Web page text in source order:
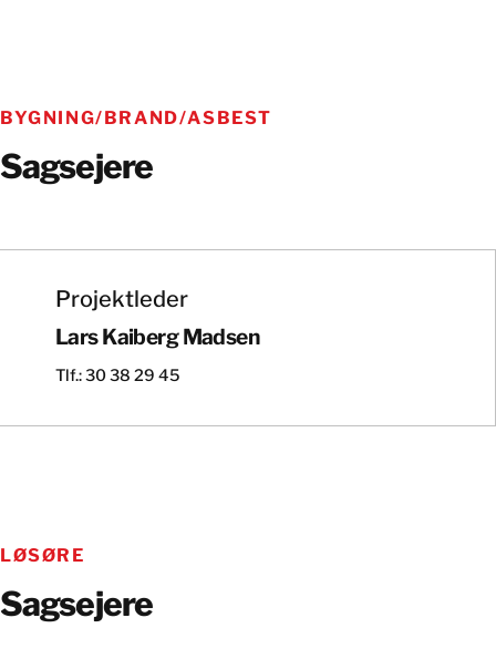
BYGNING/BRAND/ASBEST
Sagsejere
Projektleder
Lars Kaiberg Madsen
Tlf.: 30 38 29 45
LØSØRE
Sagsejere